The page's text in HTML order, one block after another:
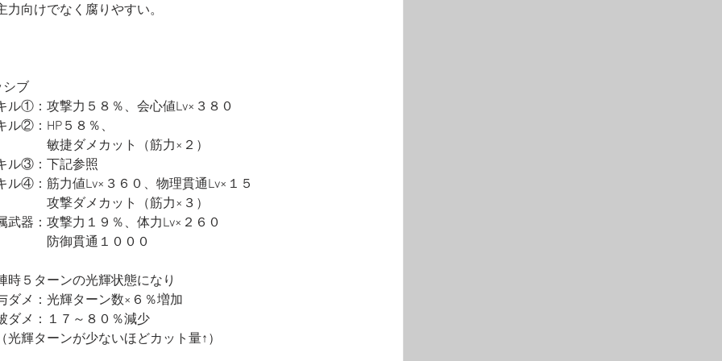
向けでなく腐りやすい。
ブ
①：攻撃力５８％、会心値Lv×３８０
②：HP５８％、
ダメカット（筋力×２）
③：下記参照
④：筋力値Lv×３６０、物理貫通Lv×１５
ダメカット（筋力×３）
器：攻撃力１９％、体力Lv×２６０
貫通１０００
５ターンの光輝状態になり
メ：光輝ターン数×６％増加
メ：１７～８０％減少
ターンが少ないほどカット量↑）